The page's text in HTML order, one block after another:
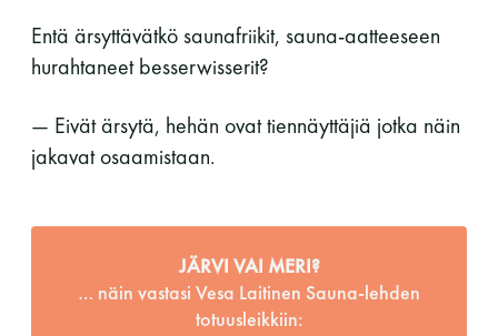
Entä ärsyttävätkö saunafriikit, sauna-aatteeseen
hurahtaneet besserwisserit?
— Eivät ärsytä, hehän ovat tiennäyttäjiä jotka näin
jakavat osaamistaan.
JÄRVI VAI MERI?
… näin vastasi Vesa Laitinen Sauna-lehden
totuusleikkiin: